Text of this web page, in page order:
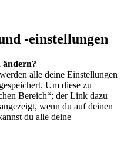
-einstellungen
ändern?
alle deine Einstellungen
Um diese zu
Bereich“; der Link dazu
wenn du auf deinen
du alle deine